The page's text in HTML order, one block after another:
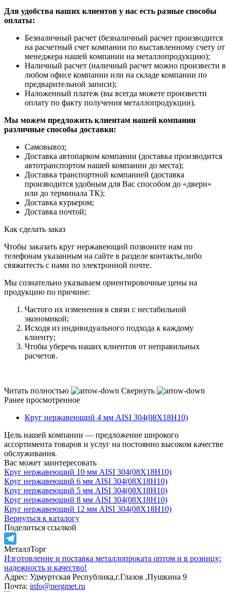
Для удобства наших клиентов у нас есть разные способы
оплаты:
Безналичный расчет (безналичный расчет производится
на расчетный счет компании по выставленному счету от
менеджера нашей компании на металлопродукцию);
Наличный расчет (наличный расчет можно произвести в
любом офисе компании или на складе компании по
предварительной записи);
Наложенный платеж (вы всегда можете произвести
оплату по факту получения металлопродукции).
Мы можем предложить клиентам нашей компании
различные способы доставки:
Самовывоз;
Доставка автопарком компании (доставка производится
автотранспортом нашей компании до места);
Доставка транспортной компанией (доставка
производится удобным для Вас способом до «двери»
или до терминала ТК);
Доставка курьером;
Доставка почтой;
Как сделать заказ
Чтобы заказать круг нержавеющий позвоните нам по
телефонам указанным на сайте в разделе контакты,либо
свяжитесть с нами по электронной почте.
Мы сознательно указываем ориентировочные цены на
продукцию по причине:
Частого их изменения в связи с нестабильной
экономикой;
Исходя из индивидуального подхода к каждому
клиенту;
Чтобы уберечь наших клиентов от неправильных
расчетов.
Читать полностью
Свернуть
Ранее просмотренное
Круг нержавеющий 4 мм AISI 304(08Х18Н10)
Цель нашей компании — предложение широкого
ассортимента товаров и услуг на постоянно высоком качестве
обслуживания.
Вас может заинтересовать
Круг нержавеющий 10 мм AISI 304(08Х18Н10)
Круг нержавеющий 6 мм AISI 304(08Х18Н10)
Круг нержавеющий 5 мм AISI 304(08Х18Н10)
Круг нержавеющий 8 мм AISI 304(08Х18Н10)
Круг нержавеющий 12 мм AISI 304(08Х18Н10)
Вернуться к каталогу
Поделиться ссылкой
Telegram
МеталлТорг
Изготовление и поставка металлопроката оптом и в розницу:
надежность и качество!
Адрес: Удмуртская Республика,г.Глазов ,Пушкина 9
Почта: info@nergmet.ru